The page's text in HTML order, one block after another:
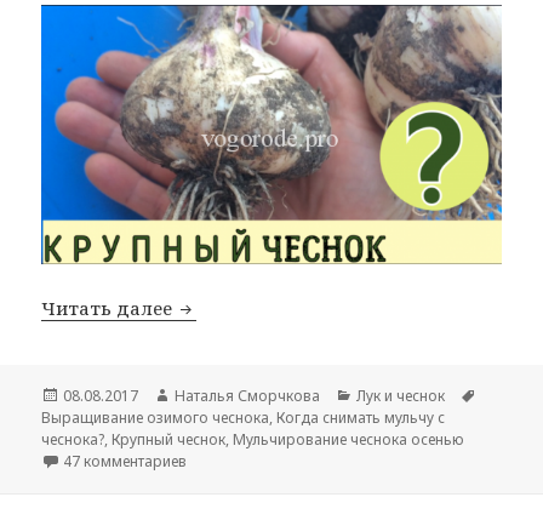
Читать далее Выращивание крупного озимого
Опубликовано
08.08.2017 Автор
Наталья Сморчкова Рубрики
Лук и чеснок
Выращивание озимого чеснока, Когда снимать мульчу с
чеснока?, Крупный чеснок, Мульчирование чеснока осенью
47 комментариев